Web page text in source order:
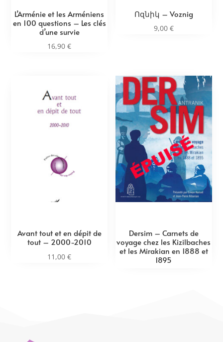
L’Arménie et les Arméniens
en 100 questions – Les clés
d’une survie
16,90€
Ոզնիկ – Voznig
9,00 €
Avant tout et en dépit de
tout – 2000-2010
11,00€
Dersim – Carnets de
voyage chez les Kizilbaches
et les Mirakian en 1888 et
1895